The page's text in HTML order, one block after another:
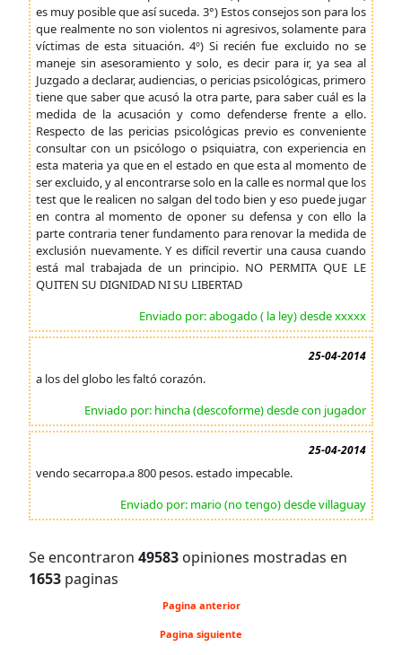
es muy posible que así suceda. 3°) Estos consejos son para los
que realmente no son violentos ni agresivos, solamente para
víctimas de esta situación. 4º) Si recién fue excluido no se
maneje sin asesoramiento y solo, es decir para ir, ya sea al
Juzgado a declarar, audiencias, o pericias psicológicas, primero
tiene que saber que acusó la otra parte, para saber cuál es la
medida de la acusación y como defenderse frente a ello.
Respecto de las pericias psicológicas previo es conveniente
consultar con un psicólogo o psiquiatra, con experiencia en
esta materia ya que en el estado en que esta al momento de
ser excluido, y al encontrarse solo en la calle es normal que los
test que le realicen no salgan del todo bien y eso puede jugar
en contra al momento de oponer su defensa y con ello la
parte contraria tener fundamento para renovar la medida de
exclusión nuevamente. Y es difícil revertir una causa cuando
está mal trabajada de un principio. NO PERMITA QUE LE
QUITEN SU DIGNIDAD NI SU LIBERTAD
Enviado por: abogado ( la ley) desde xxxxx
25-04-2014
a los del globo les faltó corazón.
Enviado por: hincha (descoforme) desde con jugador
25-04-2014
vendo secarropa.a 800 pesos. estado impecable.
Enviado por: mario (no tengo) desde villaguay
Se encontraron 49583 opiniones mostradas en
1653 paginas
Pagina anterior
Pagina siguiente